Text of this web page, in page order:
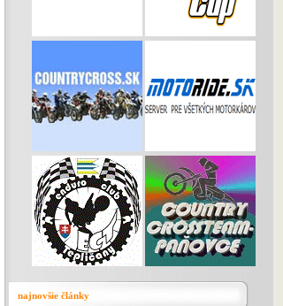
najnovšie články